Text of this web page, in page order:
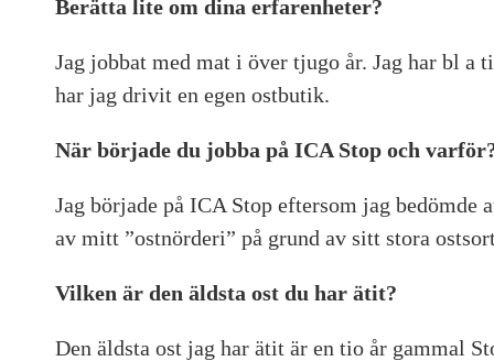
Berätta lite om dina erfarenheter?
Jag jobbat med mat i över tjugo år. Jag har bl
har jag drivit en egen ostbutik.
När började du jobba på ICA Stop och
Jag började på ICA Stop eftersom jag
av mitt ”ostnörderi” på grund av sitt stora
Vilken är den äldsta ost du har ätit?
Den äldsta ost jag har ätit är en tio år gammal